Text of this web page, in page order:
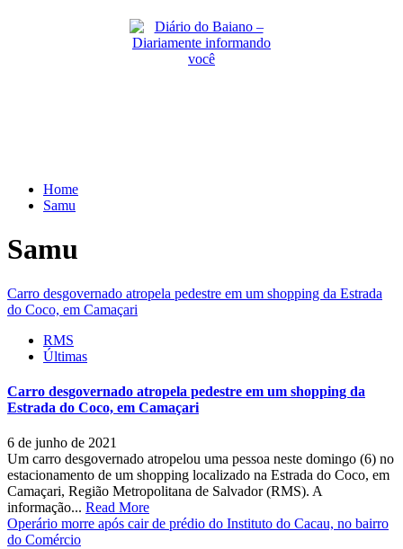
Home
Samu
Samu
Carro desgovernado atropela pedestre em um shopping da Estrada
do Coco, em Camaçari
RMS
Últimas
Carro desgovernado atropela pedestre em um shopping da
Estrada do Coco, em Camaçari
6 de junho de 2021
Um carro desgovernado atropelou uma pessoa neste domingo (6) no
estacionamento de um shopping localizado na Estrada do Coco, em
Camaçari, Região Metropolitana de Salvador (RMS). A
informação... Read More
Operário morre após cair de prédio do Instituto do Cacau, no bairro
do Comércio